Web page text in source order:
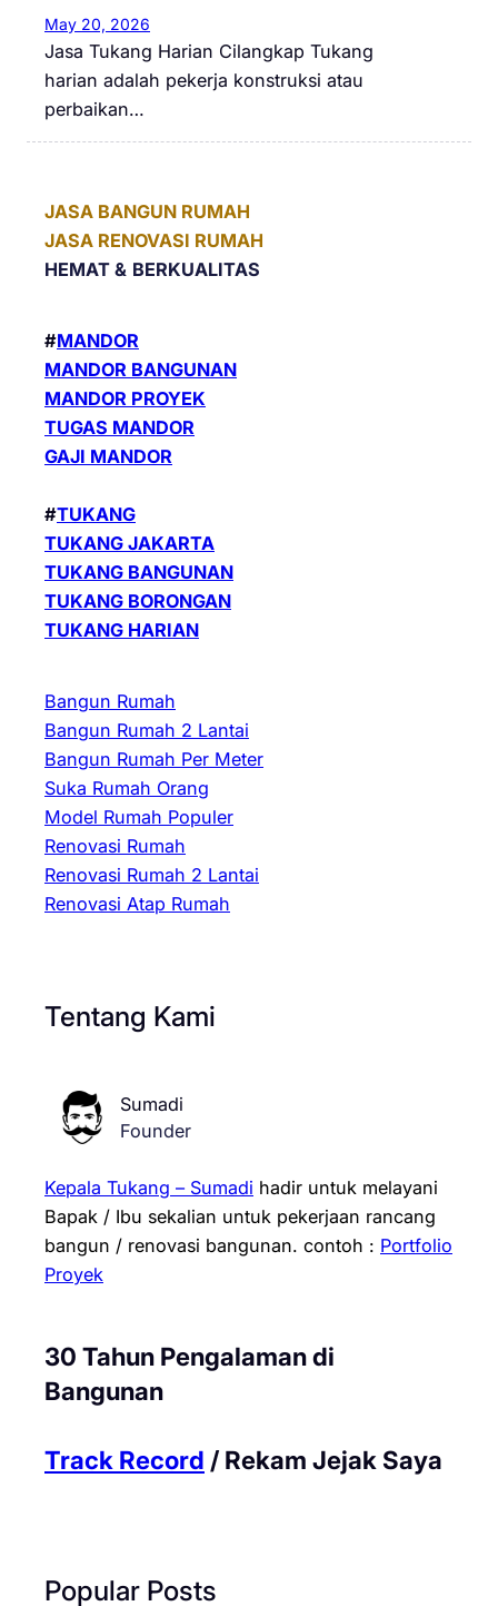
May 20, 2026
Jasa Tukang Harian Cilangkap Tukang
harian adalah pekerja konstruksi atau
perbaikan…
JASA BANGUN RUMAH
JASA RENOVASI RUMAH
HEMAT & BERKUALITAS
#MANDOR
MANDOR BANGUNAN
MANDOR PROYEK
TUGAS MANDOR
GAJI MANDOR
#TUKANG
TUKANG JAKARTA
TUKANG BANGUNAN
TUKANG BORONGAN
TUKANG HARIAN
Bangun Rumah
Bangun Rumah 2 Lantai
Bangun Rumah Per Meter
Suka Rumah Orang
Model Rumah Populer
Renovasi Rumah
Renovasi Rumah 2 Lantai
Renovasi Atap Rumah
Tentang Kami
Sumadi
Founder
Kepala Tukang – Sumadi hadir untuk melayani
Bapak / Ibu sekalian untuk pekerjaan rancang
bangun / renovasi bangunan. contoh : Portfolio
Proyek
30 Tahun Pengalaman di
Bangunan
Track Record / Rekam Jejak Saya
Popular Posts